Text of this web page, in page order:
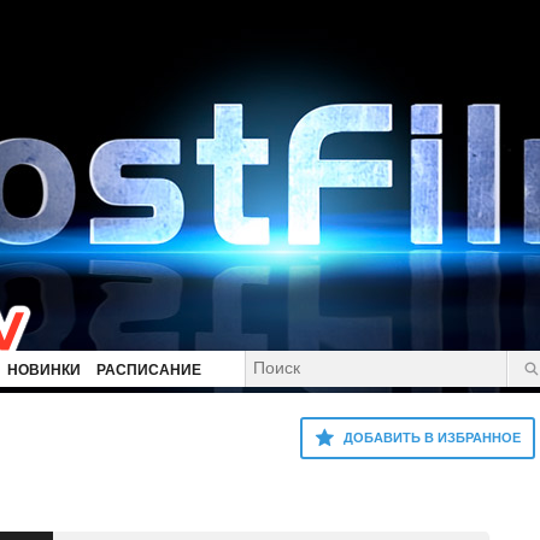
НОВИНКИ РАСПИСАНИЕ
ДОБАВИТЬ В ИЗБРАННОЕ